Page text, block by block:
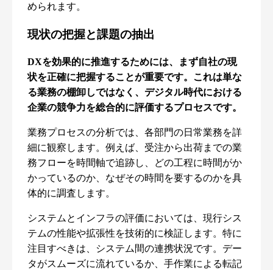
められます。
現状の把握と課題の抽出
DXを効果的に推進するためには、まず自社の現
状を正確に把握することが重要です。これは単な
る業務の棚卸しではなく、デジタル時代における
企業の競争力を総合的に評価するプロセスです。
業務プロセスの分析では、各部門の日常業務を詳
細に観察します。例えば、受注から出荷までの業
務フローを時間軸で追跡し、どの工程に時間がか
かっているのか、なぜその時間を要するのかを具
体的に調査します。
システムとインフラの評価においては、現行シス
テムの性能や拡張性を技術的に検証します。特に
注目すべきは、システム間の連携状況です。デー
タがスムーズに流れているか、手作業による転記